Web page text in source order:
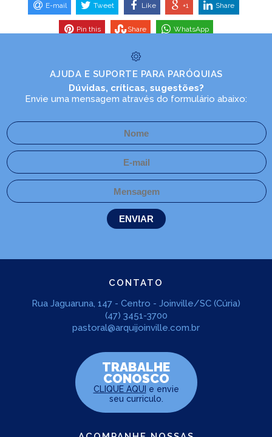
E-mail Tweet Like +1 Share
Pin this Share WhatsApp
AJUDA E SUPORTE PARA PARÓQUIAS
Dúvidas, críticas, sugestões?
Envie uma mensagem através do formulário abaixo:
CONTATO
Rua Jaguaruna, 147 - Centro - Joinville/SC (Cúria)
(47) 3451-3700
pastoral@arquijoinville.com.br
TRABALHE
CONOSCO
CLIQUE AQUI e envie
seu curriculo.